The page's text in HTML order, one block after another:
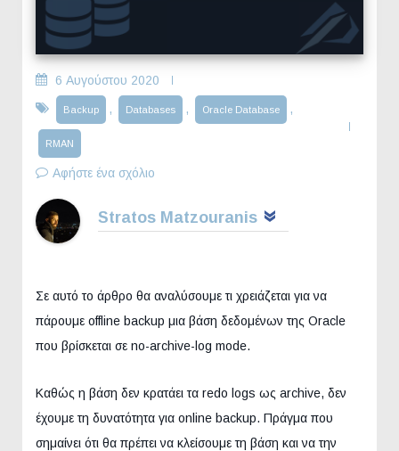
6 Αυγούστου 2020
Backup , Databases , Oracle Database ,
RMAN
Αφήστε ένα σχόλιο
Stratos Matzouranis
Σε αυτό το άρθρο θα αναλύσουμε τι χρειάζεται για να
πάρουμε offline backup μια βάση δεδομένων της Oracle
που βρίσκεται σε no-archive-log mode.
Καθώς η βάση δεν κρατάει τα redo logs ως archive, δεν
έχουμε τη δυνατότητα για online backup. Πράγμα που
σημαίνει ότι θα πρέπει να κλείσουμε τη βάση και να την